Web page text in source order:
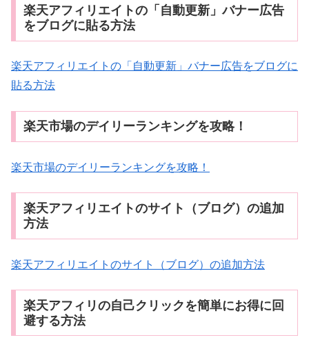
楽天アフィリエイトの「自動更新」バナー広告
をブログに貼る方法
楽天アフィリエイトの「自動更新」バナー広告をブログに
貼る方法
楽天市場のデイリーランキングを攻略！
楽天市場のデイリーランキングを攻略！
楽天アフィリエイトのサイト（ブログ）の追加
方法
楽天アフィリエイトのサイト（ブログ）の追加方法
楽天アフィリの自己クリックを簡単にお得に回
避する方法